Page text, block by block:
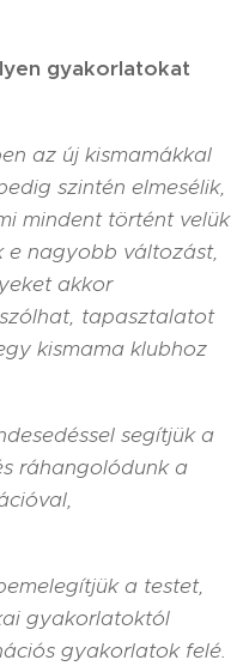
gyakorlatokat
az új kismamákkal
szintén elmesélik,
mindent történt velük
e nagyobb változást,
akkor
tapasztalatot
kismama klubhoz
segítjük a
ráhangolódunk a
a testet,
gyakorlatoktól
gyakorlatok felé.